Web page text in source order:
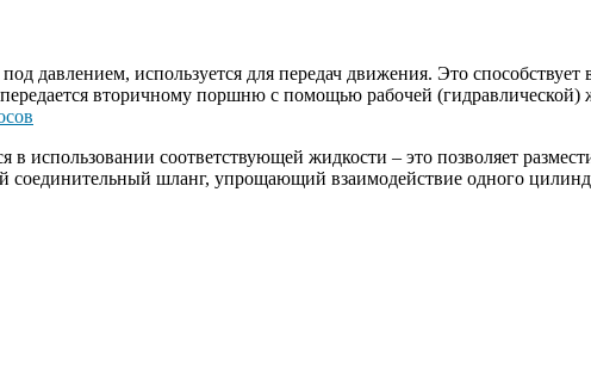
давлением, используется для передач движения. Это
вторичному поршню с помощью рабочей
в использовании соответствующей жидкости – это позволяет
соединительный шланг, упрощающий взаимодействие одного